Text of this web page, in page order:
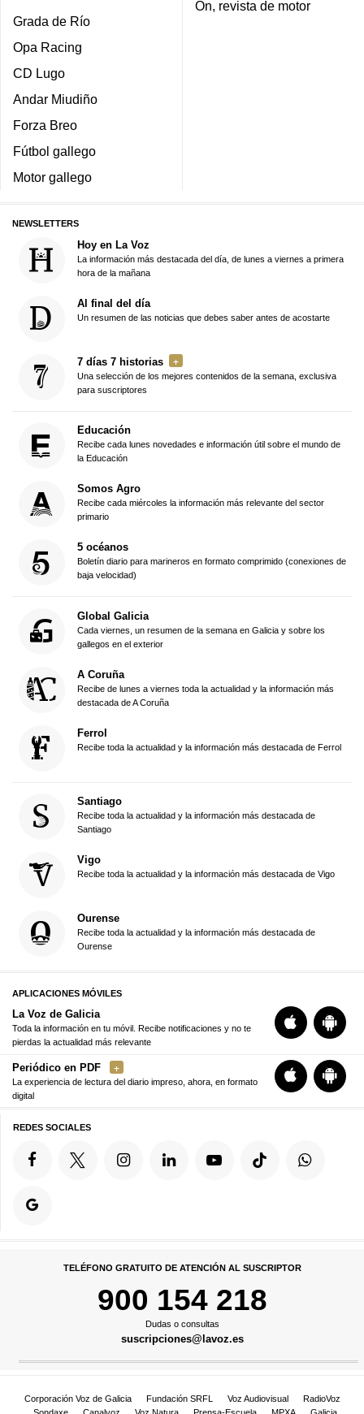
Grada de Río
Opa Racing
CD Lugo
Andar Miudiño
Forza Breo
Fútbol gallego
Motor gallego
On, revista de motor
NEWSLETTERS
Hoy en La Voz
La información más destacada del día, de lunes a viernes a primera
hora de la mañana
Al final del día
Un resumen de las noticias que debes saber antes de acostarte
7 días 7 historias
Una selección de los mejores contenidos de la semana, exclusiva
para suscriptores
Educación
Recibe cada lunes novedades e información útil sobre el mundo de
la Educación
Somos Agro
Recibe cada miércoles la información más relevante del sector
primario
5 océanos
Boletín diario para marineros en formato comprimido (conexiones de
baja velocidad)
Global Galicia
Cada viernes, un resumen de la semana en Galicia y sobre los
gallegos en el exterior
A Coruña
Recibe de lunes a viernes toda la actualidad y la información más
destacada de A Coruña
Ferrol
Recibe toda la actualidad y la información más destacada de Ferrol
Santiago
Recibe toda la actualidad y la información más destacada de
Santiago
Vigo
Recibe toda la actualidad y la información más destacada de Vigo
Ourense
Recibe toda la actualidad y la información más destacada de
Ourense
APLICACIONES MÓVILES
La Voz de Galicia
Toda la información en tu móvil. Recibe notificaciones y no te
pierdas la actualidad más relevante
Periódico en PDF
La experiencia de lectura del diario impreso, ahora, en formato
digital
REDES SOCIALES
TELÉFONO GRATUITO DE ATENCIÓN AL SUSCRIPTOR
900 154 218
Dudas o consultas
suscripciones@lavoz.es
Corporación Voz de Galicia Fundación SRFL Voz Audiovisual
RadioVoz